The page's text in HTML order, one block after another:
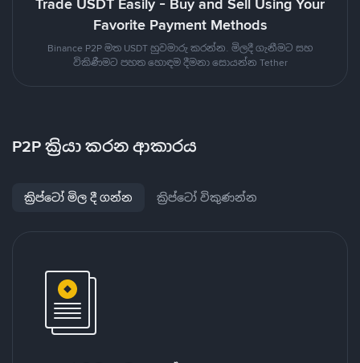
Favorite Payment Methods
Binance P2P මත USDT හුවමාරු කරන්න. මිලදී ගැනීමට සහ
විකිණීමට පහත හොඳම දීමනා සොයන්න Tether
P2P ක්‍රියා කරන ආකාරය
ක්‍රිප්ටෝ මිල දී ගන්න ක්‍රිප්ටෝ විකුණන්න